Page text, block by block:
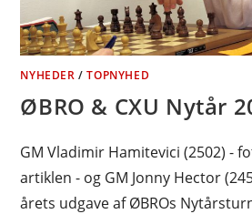
NYHEDER /TOPNYHED
ØBRO & CXU Nytår
GM Vladimir Hamitevici (2502) -
artiklen - og GM Jonny Hector
årets udgave af ØBROs